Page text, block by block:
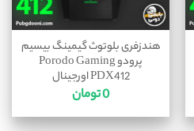
هندزفری بلوتوث گیمینگ بیسیم
پرودو Porodo Gaming
PDX412 اورجینال
0تومان